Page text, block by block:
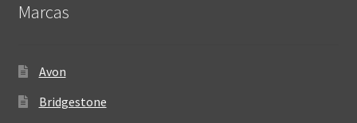
Marcas
Avon
Bridgestone